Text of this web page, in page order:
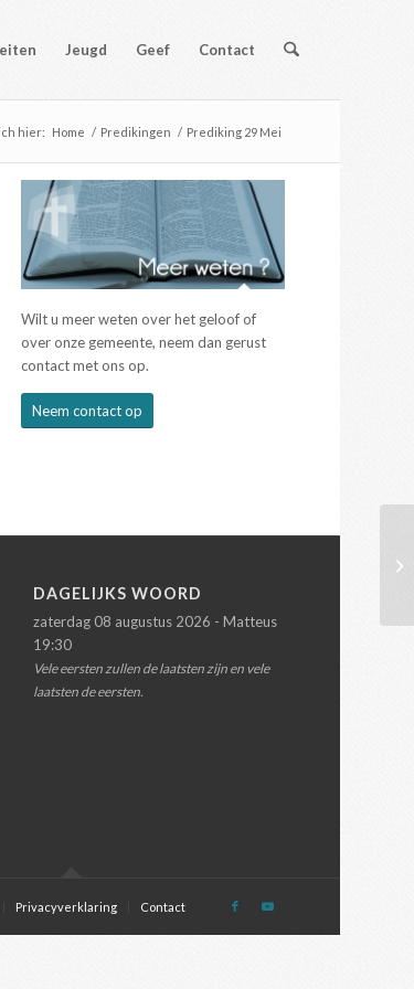
Jeugd Geef Contact
hier: Home / Predikingen / Prediking 29 Mei
Wilt u meer weten over het geloof of
over onze gemeente, neem dan gerust
contact met ons op.
Neem contact op
DAGELIJKS WOORD
zaterdag 08 augustus 2026 - Matteus
19:30
Vele eersten zullen de laatsten zijn en vele
laatsten de eersten.
Privacyverklaring Contact